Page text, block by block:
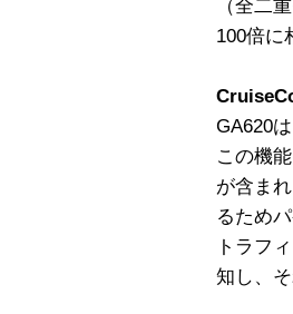
（全二
100倍に
GA620
この機
が含ま
るため
トラフ
知し、